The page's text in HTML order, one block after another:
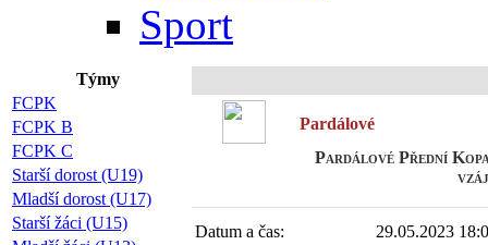
Sport
Týmy
FCPK
FCPK B
FCPK C
Starší dorost (U19)
Mladší dorost (U17)
Starší žáci (U15)
Pardálové
Pardálové Přední
Datum a čas: 29.05.2023